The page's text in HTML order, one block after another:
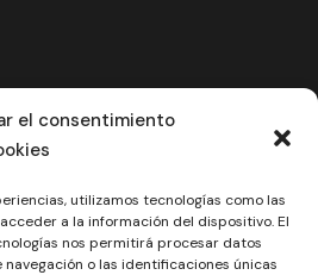
el consentimiento
utilizamos tecnologías como las
a la información del dispositivo. El
nos permitirá procesar datos
o las identificaciones únicas